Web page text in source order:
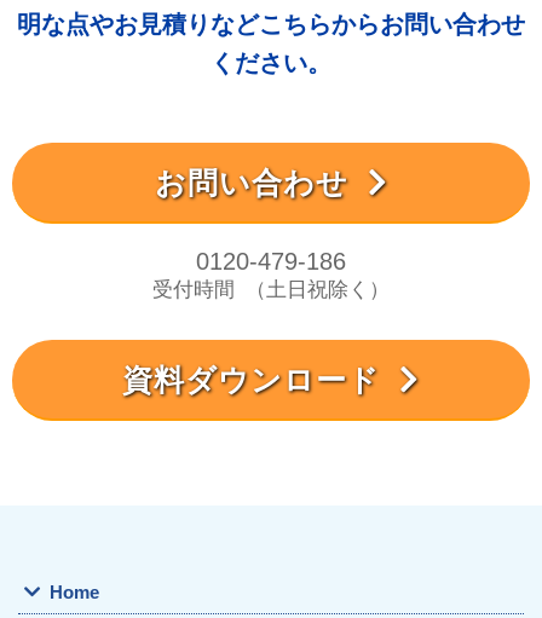
明な点やお見積りなどこちらからお問い合わせ
ください。
お問い合わせ
0120-479-186
受付時間 （土日祝除く）
資料ダウンロード
Home